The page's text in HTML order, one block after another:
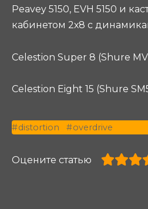
Peavey 5150, EVH 5150 и
кабинетом 2х8 с
Celestion Super 8 (Shure
Celestion Eight 15 (Shure
distortion overdrive
Оцените статью